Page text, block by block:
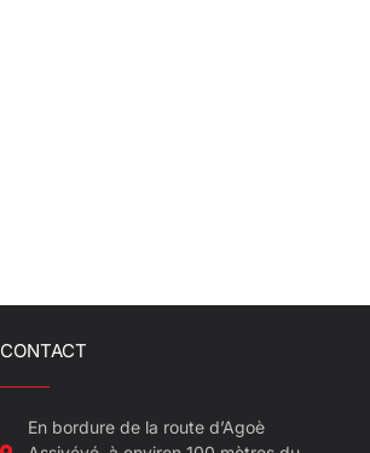
CONTACT
En bordure de la route d’Agoè